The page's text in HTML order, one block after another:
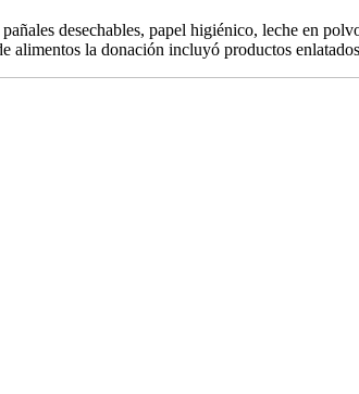
desechables, papel higiénico, leche en
alimentos la donación incluyó productos